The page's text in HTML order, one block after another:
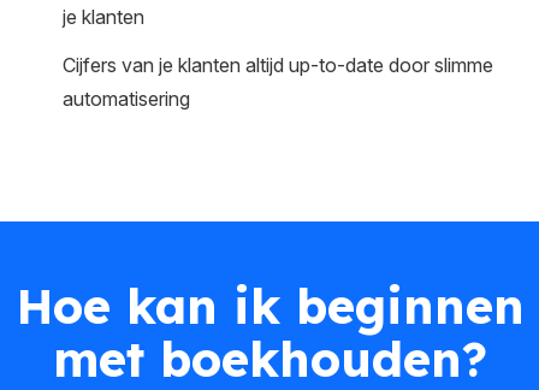
je klanten
Cijfers van je klanten altijd up-to-date door slimme
automatisering
Hoe kan ik beginnen
met boekhouden?